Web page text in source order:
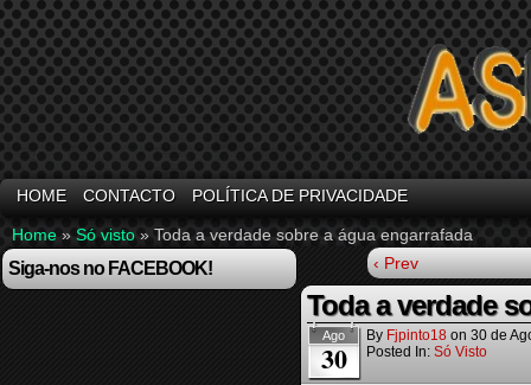
HOME CONTACTO POLÍTICA DE PRIVACIDADE
Home » Só visto » Toda a verdade sobre a água engarrafada
Siga-nos no FACEBOOK! ‹ Prev
Toda a verdade
Ago
30
By Fjpinto18 on 30 de
Posted In: Só Visto